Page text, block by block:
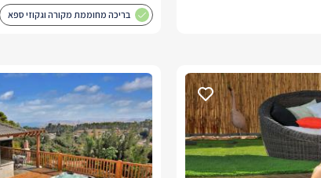
בריכה מחוממת מקורה וגקוזי ספא